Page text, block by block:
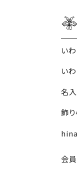
い
い
名
飾
hina
会